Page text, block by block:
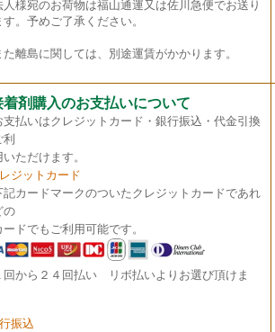
様宛のお荷物は福山通運又は佐川急便でお送り
す。予めご了承ください。
離島に関しては、別途運賃がかかります。
剤購入のお支払いについて
支払いはクレジットカード・銀行振込・代金引換
ただけます。
ジットカード
記カードマークのついたクレジットカードであれ
の
ドでもご利用可能です。
回から２４回払い リボ払いよりお選び頂けま
振込